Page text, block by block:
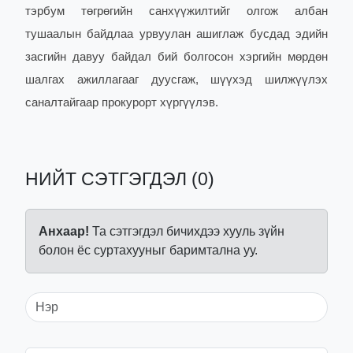
тэрбум төгрөгийн санхүүжилтийг олгож албан
тушаалын байдлаа урвуулан ашиглаж бусдад эдийн
засгийн давуу байдал бий болгосон хэргийн мөрдөн
шалгах ажиллагааг дуусгаж, шүүхэд шилжүүлэх
саналтайгаар прокурорт хүргүүлэв.
НИЙТ СЭТГЭГДЭЛ (0)
Анхаар! Та сэтгэгдэл бичихдээ хууль зүйн
болон ёс суртахууныг баримтална уу.